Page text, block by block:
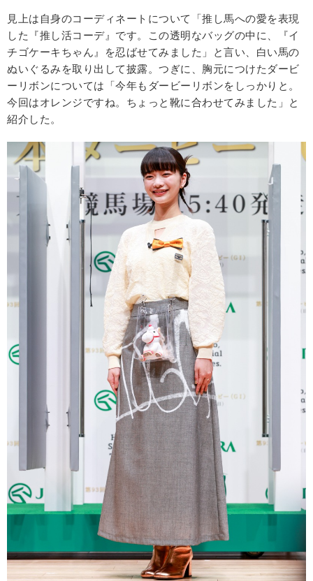
見上は自身のコーディネートについて「推し馬への愛を表現
した『推し活コーデ』です。この透明なバッグの中に、『イ
チゴケーキちゃん』を忍ばせてみました」と言い、白い馬の
ぬいぐるみを取り出して披露。つぎに、胸元につけたダービ
ーリボンについては「今年もダービーリボンをしっかりと。
今回はオレンジですね。ちょっと靴に合わせてみました」と
紹介した。